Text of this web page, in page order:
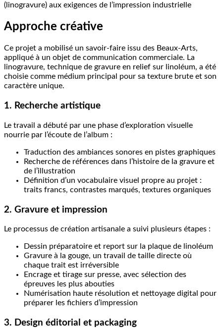
(linogravure) aux exigences de l’impression industrielle
Approche créative
Ce projet a mobilisé un savoir-faire issu des Beaux-Arts,
appliqué à un objet de communication commerciale. La
linogravure, technique de gravure en relief sur linoléum, a été
choisie comme médium principal pour sa texture brute et son
caractère unique.
1. Recherche artistique
Le travail a débuté par une phase d’exploration visuelle
nourrie par l’écoute de l’album :
Traduction des ambiances sonores en pistes graphiques
Recherche de références dans l’histoire de la gravure et
de l’illustration
Définition d’un vocabulaire visuel propre au projet :
traits francs, contrastes marqués, textures organiques
2. Gravure et impression
Le processus de création artisanale a suivi plusieurs étapes :
Dessin préparatoire et report sur la plaque de linoléum
Gravure à la gouge, un travail de taille directe où
chaque trait est irréversible
Encrage et tirage sur presse, avec sélection des
épreuves les plus abouties
Numérisation haute résolution et nettoyage digital pour
préparer les fichiers d’impression
3. Design éditorial et packaging